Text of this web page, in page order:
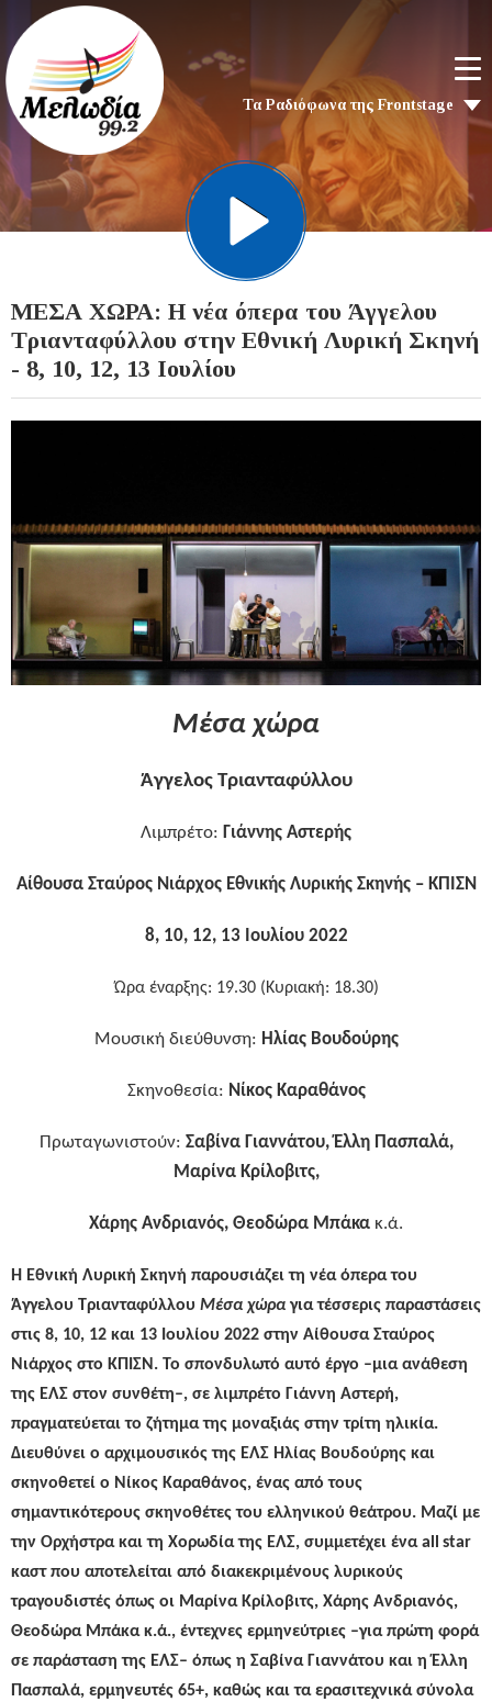
Τα Ραδιόφωνα της Frontstage
ΜΕΣΑ ΧΩΡΑ: Η νέα όπερα του Άγγελου
Τριανταφύλλου στην Εθνική Λυρική Σκηνή
- 8, 10, 12, 13 Ιουλίου
Μέσα χώρα
Άγγελος Τριανταφύλλου
Λιμπρέτο: Γιάννης Αστερής
Αίθουσα Σταύρος Νιάρχος Εθνικής Λυρικής Σκηνής – ΚΠΙΣΝ
8, 10, 12, 13 Ιουλίου 2022
Ώρα έναρξης: 19.30 (Κυριακή: 18.30)
Μουσική διεύθυνση: Ηλίας Βουδούρης
Σκηνοθεσία: Νίκος Καραθάνος
Πρωταγωνιστούν: Σαβίνα Γιαννάτου, Έλλη Πασπαλά,
Μαρίνα Κρίλοβιτς,
Χάρης Ανδριανός, Θεοδώρα Μπάκα κ.ά.
H Εθνική Λυρική Σκηνή παρουσιάζει τη νέα όπερα του
Άγγελου Τριανταφύλλου Μέσα χώρα για τέσσερις παραστάσεις
στις 8, 10, 12 και 13 Ιουλίου 2022 στην Αίθουσα Σταύρος
Νιάρχος στο ΚΠΙΣΝ. Το σπονδυλωτό αυτό έργο –μια ανάθεση
της ΕΛΣ στον συνθέτη–, σε λιμπρέτο Γιάννη Αστερή,
πραγματεύεται το ζήτημα της μοναξιάς στην τρίτη ηλικία.
Διευθύνει ο αρχιμουσικός της ΕΛΣ Ηλίας Βουδούρης και
σκηνοθετεί ο Νίκος Καραθάνος, ένας από τους
σημαντικότερους σκηνοθέτες του ελληνικού θεάτρου. Μαζί με
την Ορχήστρα και τη Χορωδία της ΕΛΣ, συμμετέχει έναall
star
καστ που αποτελείται από διακεκριμένους λυρικούς
τραγουδιστές όπως οι Μαρίνα Κρίλοβιτς, Χάρης Ανδριανός,
Θεοδώρα Μπάκα κ.ά., έντεχνες ερμηνεύτριες –για πρώτη φορά
σε παράσταση της ΕΛΣ– όπως η Σαβίνα Γιαννάτου και η Έλλη
Πασπαλά, ερμηνευτές 65+, καθώς και τα ερασιτεχνικά σύνολα